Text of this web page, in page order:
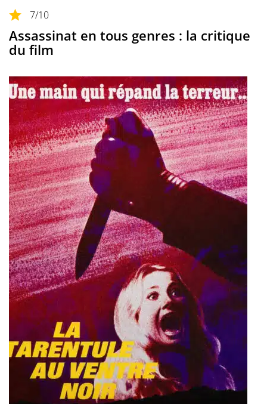
7/10
Assassinat en tous genres : la critique
du film